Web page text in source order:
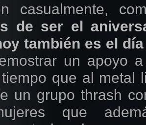
casualmente,
de ser el
también es el
un apoyo
que al metal
un grupo thrash
que